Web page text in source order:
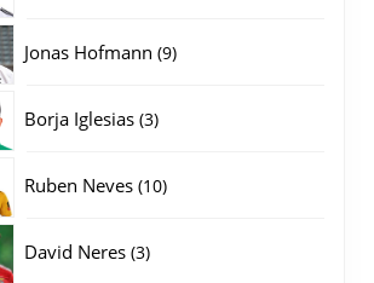
Jonas Hofmann 99
Borja Iglesias 33
Ruben Neves 1010
David Neres 33